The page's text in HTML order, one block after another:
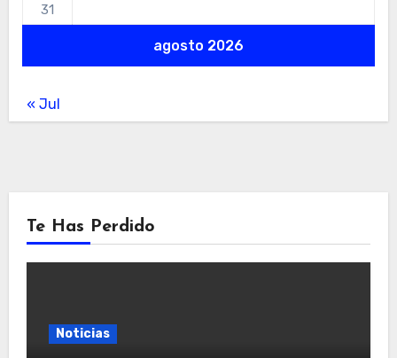
agosto 2026
31
« Jul
Te Has Perdido
Noticias